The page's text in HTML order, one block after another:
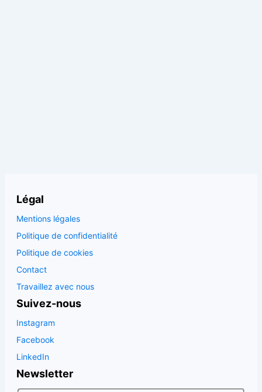
Légal
Mentions légales
Politique de confidentialité
Politique de cookies
Contact
Travaillez avec nous
Suivez-nous
Instagram
Facebook
LinkedIn
Newsletter